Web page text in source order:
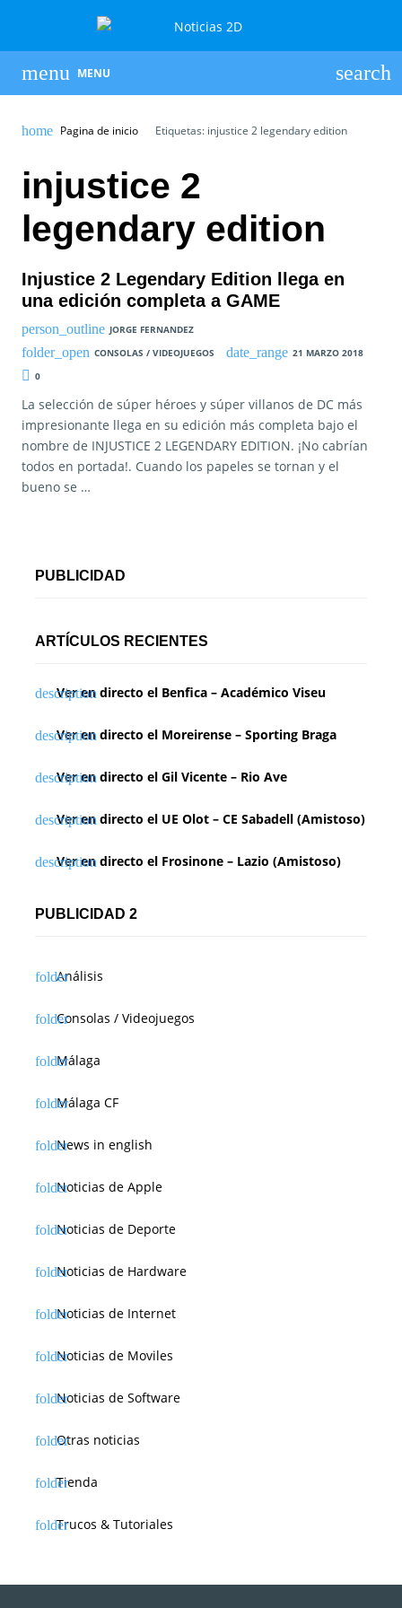
MENU
Pagina de inicio Etiquetas: injustice 2 legendary edition
injustice 2
legendary edition
Injustice 2 Legendary Edition llega en
una edición completa a GAME
JORGE FERNANDEZ
CONSOLAS / VIDEOJUEGOS
21 MARZO 2018
0
La selección de súper héroes y súper villanos de DC más
impresionante llega en su edición más completa bajo el
nombre de INJUSTICE 2 LEGENDARY EDITION. ¡No cabrían
todos en portada!. Cuando los papeles se tornan y el
bueno se …
PUBLICIDAD
ARTÍCULOS RECIENTES
Ver en directo el Benfica – Académico Viseu
Ver en directo el Moreirense – Sporting Braga
Ver en directo el Gil Vicente – Rio Ave
Ver en directo el UE Olot – CE Sabadell (Amistoso)
Ver en directo el Frosinone – Lazio (Amistoso)
PUBLICIDAD 2
Análisis
Consolas / Videojuegos
Málaga
Málaga CF
News in english
Noticias de Apple
Noticias de Deporte
Noticias de Hardware
Noticias de Internet
Noticias de Moviles
Noticias de Software
Otras noticias
Tienda
Trucos & Tutoriales